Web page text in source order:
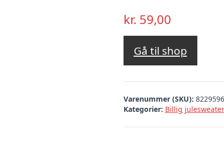
kr. 59,00
Gå til shop
Varenummer (SKU):
Kategorier: Billig julesweater